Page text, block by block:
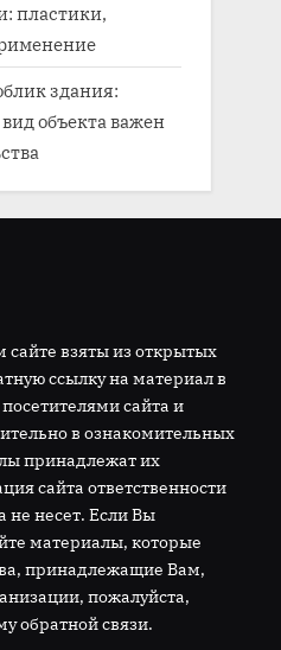
пластики,
здания:
объекта важен
взяты из открытых
ссылку на материал в
сайта и
в ознакомительных
принадлежат их
сайта ответственности
не несет. Если Вы
материалы, которые
принадлежащие Вам,
пожалуйста,
обратной связи.